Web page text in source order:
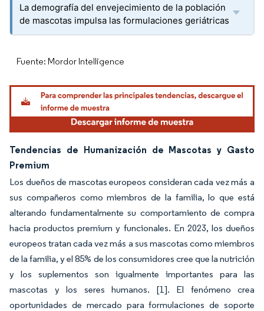
La demografía del envejecimiento de la población
de mascotas impulsa las formulaciones geriátricas
Fuente: Mordor Intelligence
Tendencias de Humanización de Mascotas y Gasto
Premium
Los dueños de mascotas europeos consideran cada vez más a
sus compañeros como miembros de la familia, lo que está
alterando fundamentalmente su comportamiento de compra
hacia productos premium y funcionales. En 2023, los dueños
europeos tratan cada vez más a sus mascotas como miembros
de la familia, y el 85% de los consumidores cree que la nutrición
y los suplementos son igualmente importantes para las
mascotas y los seres humanos. [1]. El fenómeno crea
oportunidades de mercado para formulaciones de soporte